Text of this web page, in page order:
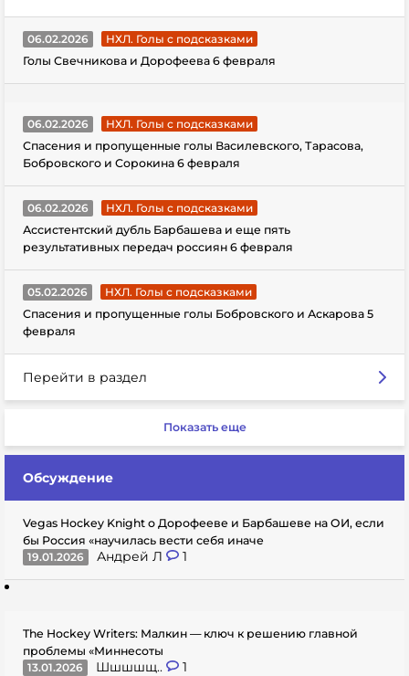
06.02.2026
НХЛ. Голы с подсказками
Голы Свечникова и Дорофеева 6 февраля
06.02.2026
НХЛ. Голы с подсказками
Спасения и пропущенные голы Василевского, Тарасова,
Бобровского и Сорокина 6 февраля
06.02.2026
НХЛ. Голы с подсказками
Ассистентский дубль Барбашева и еще пять
результативных передач россиян 6 февраля
05.02.2026
НХЛ. Голы с подсказками
Спасения и пропущенные голы Бобровского и Аскарова 5
февраля
Перейти в раздел
Показать еще
Обсуждение
Vegas Hockey Knight о Дорофееве и Барбашеве на ОИ, если
бы Россия «научилась вести себя иначе
19.01.2026
Андрей Л 1
The Hockey Writers: Малкин — ключ к решению главной
проблемы «Миннесоты
13.01.2026
Шшшшщ.. 1